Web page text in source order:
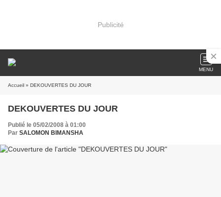
Publicité
MENU
Accueil » DEKOUVERTES DU JOUR
DEKOUVERTES DU JOUR
Publié le 05/02/2008 à 01:00
Par SALOMON BIMANSHA